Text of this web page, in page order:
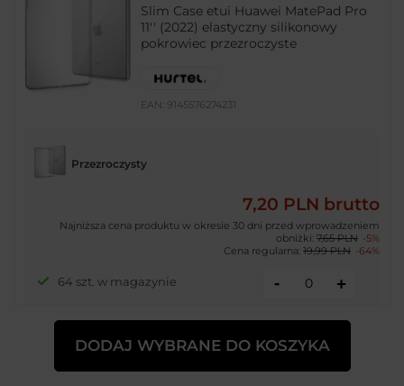
Slim Case etui Huawei MatePad Pro
11'' (2022) elastyczny silikonowy
pokrowiec przezroczyste
EAN: 9145576274231
POKAŻ INNE WARIANTY (1)
Przezroczysty
7,20 PLN brutto
Najniższa cena produktu w okresie 30 dni przed wprowadzeniem
obniżki: 7,65 PLN -5%
Cena regularna: 19,99 PLN -64%
64 szt. w magazynie - +
DODAJ WYBRANE DO KOSZYKA